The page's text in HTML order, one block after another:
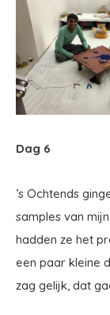
Dag 6
’s Ochtends
samples van
hadden ze het
een paar kleine
zag gelijk, dat